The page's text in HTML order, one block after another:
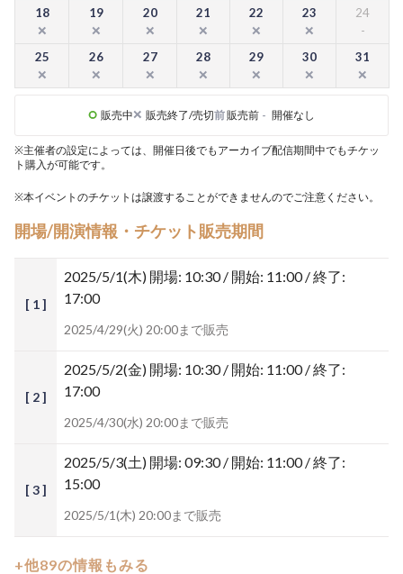
18 19 20 21 22 23 24
25 26 27 28 29 30 31
販売中 販売終了/売切前販売前 - 開催なし
※主催者の設定によっては、開催日後でもアーカイブ配信期間中でもチケッ
ト購入が可能です。
※本イベントのチケットは譲渡することができませんのでご注意ください。
開場/開演情報・チケット販売期間
[ 1 ]
2025/5/1(木) 開場: 10:30 / 開始: 11:00 / 終了:
17:00
2025/4/29(火) 20:00まで販売
[ 2 ]
2025/5/2(金) 開場: 10:30 / 開始: 11:00 / 終了:
17:00
2025/4/30(水) 20:00まで販売
[ 3 ]
2025/5/3(土) 開場: 09:30 / 開始: 11:00 / 終了:
15:00
2025/5/1(木) 20:00まで販売
+他89の情報もみる